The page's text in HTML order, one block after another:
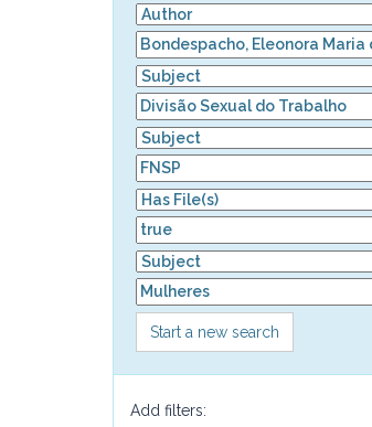
Start a new search
Add filters: